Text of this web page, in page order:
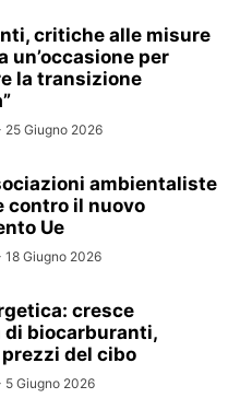
critiche alle misure
un’occasione per
la transizione
25 Giugno 2026
ambientaliste
contro il nuovo
Ue
18 Giugno 2026
cresce
di biocarburanti,
del cibo
5 Giugno 2026